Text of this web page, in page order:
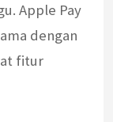
Apple Pay
dengan
fitur